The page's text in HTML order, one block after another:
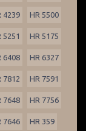
4239 HR 5500
5251 HR 5175
6408 HR 6327
7812 HR 7591
7648 HR 7756
7646 HR 359